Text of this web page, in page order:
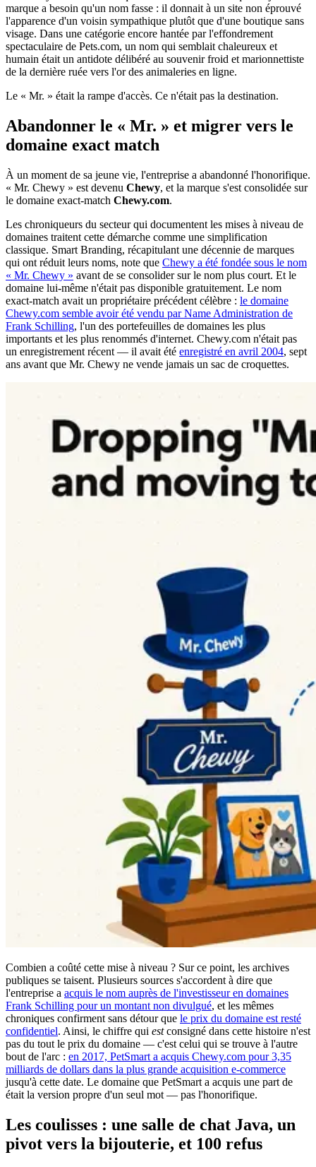
marque a besoin qu'un nom fasse : il donnait à un site non éprouvé
l'apparence d'un voisin sympathique plutôt que d'une boutique sans
visage. Dans une catégorie encore hantée par l'effondrement
spectaculaire de Pets.com, un nom qui semblait chaleureux et
humain était un antidote délibéré au souvenir froid et marionnettiste
de la dernière ruée vers l'or des animaleries en ligne.
Le « Mr. » était la rampe d'accès. Ce n'était pas la destination.
Abandonner le « Mr. » et migrer vers le
domaine exact match
À un moment de sa jeune vie, l'entreprise a abandonné l'honorifique.
« Mr. Chewy » est devenu Chewy, et la marque s'est consolidée sur
le domaine exact-match Chewy.com.
Les chroniqueurs du secteur qui documentent les mises à niveau de
domaines traitent cette démarche comme une simplification
classique. Smart Branding, récapitulant une décennie de marques
qui ont réduit leurs noms, note que Chewy a été fondée sous le nom
« Mr. Chewy » avant de se consolider sur le nom plus court. Et le
domaine lui-même n'était pas disponible gratuitement. Le nom
exact-match avait un propriétaire précédent célèbre : le domaine
Chewy.com semble avoir été vendu par Name Administration de
Frank Schilling, l'un des portefeuilles de domaines les plus
importants et les plus renommés d'internet. Chewy.com n'était pas
un enregistrement récent — il avait été enregistré en avril 2004, sept
ans avant que Mr. Chewy ne vende jamais un sac de croquettes.
Combien a coûté cette mise à niveau ? Sur ce point, les archives
publiques se taisent. Plusieurs sources s'accordent à dire que
l'entreprise a acquis le nom auprès de l'investisseur en domaines
Frank Schilling pour un montant non divulgué, et les mêmes
chroniques confirment sans détour que le prix du domaine est resté
confidentiel. Ainsi, le chiffre qui estconsigné dans cette histoire n'est
pas du tout le prix du domaine — c'est celui qui se trouve à l'autre
bout de l'arc : en 2017, PetSmart a acquis Chewy.com pour 3,35
milliards de dollars dans la plus grande acquisition e-commerce
jusqu'à cette date. Le domaine que PetSmart a acquis une part de
était la version propre d'un seul mot — pas l'honorifique.
Les coulisses : une salle de chat Java, un
pivot vers la bijouterie, et 100 refus